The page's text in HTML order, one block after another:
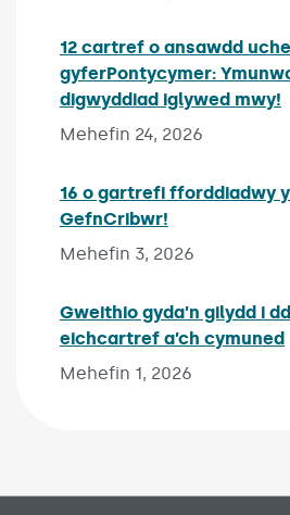
12 cartref o ansawdd
gyferPontycymer:
digwyddiad iglywed mwy!
Mehefin 24, 2026
16 o gartrefi fforddiadwy
GefnCribwr!
Mehefin 3, 2026
Gweithio gyda’n gilydd i
eichcartref a’ch cymuned
Mehefin 1, 2026